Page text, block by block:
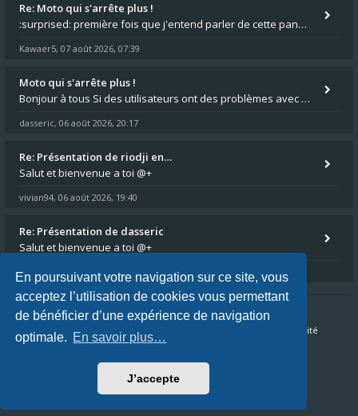
En poursuivant votre navigation sur ce site, vous
acceptez l’utilisation de cookies vous permettant
de bénéficier d’une expérience de navigation
optimale. En savoir plus…
J’accepte
Re: Moto qui s'arrête plus !
:surprised: première fois que j'entend parler de cette panne ,ta moto aurait été maraboutée? :pretre:
Kawaer5, 07 août 2026, 07:39
Moto qui s'arrête plus !
Bonjour à tous Si des utilisateurs ont des problèmes avec leur moto qui démarre plus, la mienne ne coupe plus :?: - Je
dasseric, 06 août 2026, 20:17
Re: Présentation de riodji en…
Salut et bienvenue a toi @+
vivian94, 06 août 2026, 19:40
Re: Présentation de dasseric
Salut et bienvenue a toi @+
vivian94 ,06 août 2026, 19:40
Accueil du forum FAQ Confidentialité
Fuseau horaire sur